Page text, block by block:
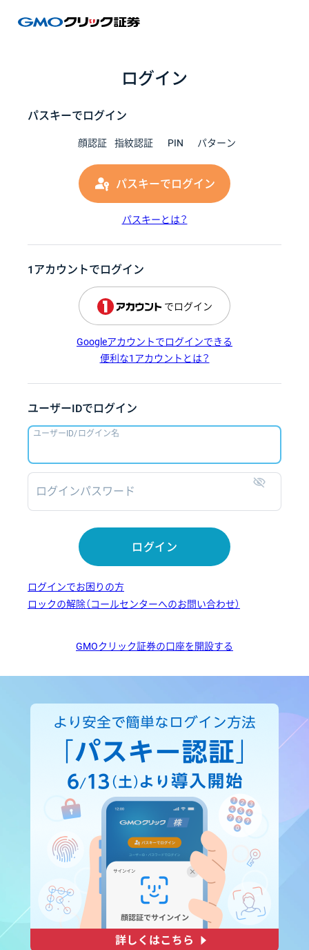
ログイン
パスキーでログイン
顔認証 指紋認証 PIN パターン
パスキーでログイン
パスキーとは？
1アカウントでログイン
でログイン
Googleアカウントでログインできる
便利な1アカウントとは？
ユーザーIDでログイン
ユーザーID/ログイン名
ログインパスワード
ログイン
ログインでお困りの方
ロックの解除（コールセンターへのお問い合わせ）
GMOクリック証券の口座を開設する